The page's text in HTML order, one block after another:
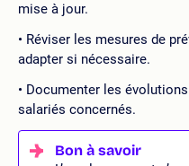
mise à jour.
Réviser les mesures de
adapter si nécessaire.
Documenter les
salariés concernés.